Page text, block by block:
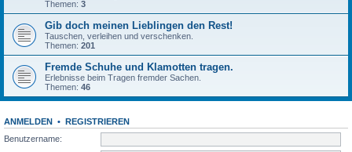
Themen: 3
Gib doch meinen Lieblingen den Rest!
Tauschen, verleihen und verschenken.
Themen: 201
Fremde Schuhe und Klamotten tragen.
Erlebnisse beim Tragen fremder Sachen.
Themen: 46
ANMELDEN • REGISTRIEREN
Benutzername: